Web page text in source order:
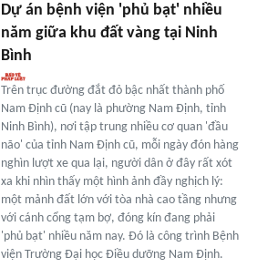
Dự án bệnh viện 'phủ bạt' nhiều
năm giữa khu đất vàng tại Ninh
Bình
Trên trục đường đắt đỏ bậc nhất thành phố
Nam Định cũ (nay là phường Nam Định, tỉnh
Ninh Bình), nơi tập trung nhiều cơ quan 'đầu
não' của tỉnh Nam Định cũ, mỗi ngày đón hàng
nghìn lượt xe qua lại, người dân ở đây rất xót
xa khi nhìn thấy một hình ảnh đầy nghịch lý:
một mảnh đất lớn với tòa nhà cao tầng nhưng
với cánh cổng tạm bợ, đóng kín đang phải
'phủ bạt' nhiều năm nay. Đó là công trình Bệnh
viện Trường Đại học Điều dưỡng Nam Định.